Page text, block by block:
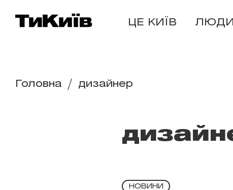
ЦЕ КИЇВ ЛЮДИ
Головна дизайнер
НОВИНИ